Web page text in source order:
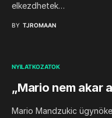
elkezdhetek…
BY TJROMAAN
NYILATKOZATOK
„Mario nem akar
Mario Mandzukic